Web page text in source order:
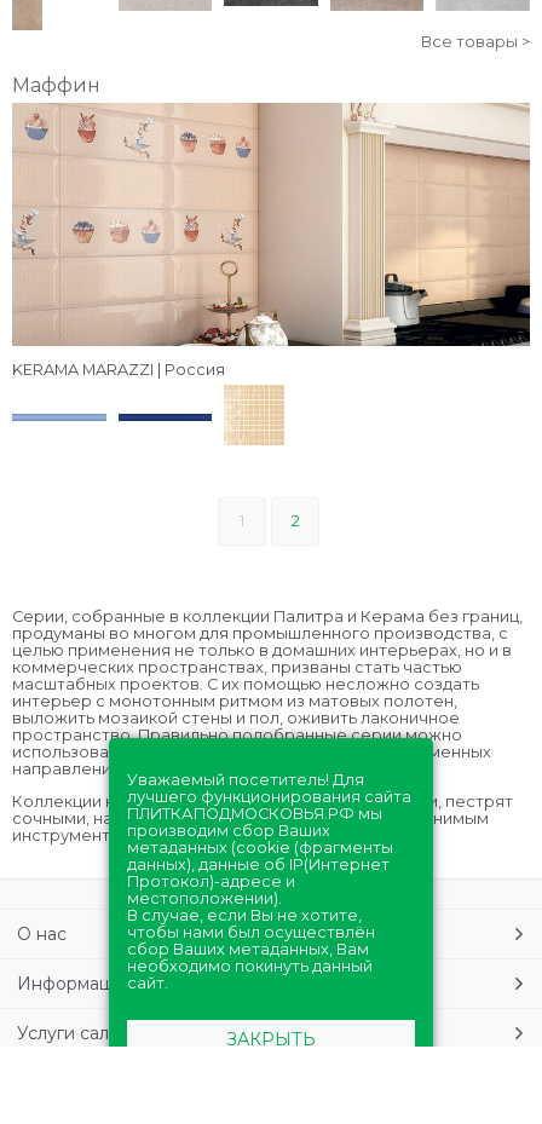
Все товары >
Маффин
KERAMA MARAZZI | Россия
1 2
Серии, собранные в коллекции Палитра и Керама без границ,
продуманы во многом для промышленного производства, с
целью применения не только в домашних интерьерах, но и в
коммерческих пространствах, призваны стать частью
масштабных проектов. С их помощью несложно создать
интерьер с монотонным ритмом из матовых полотен,
выложить мозаикой стены и пол, оживить лаконичное
пространство. Правильно подобранные серии можно
использоваться в минимализме, классике и современных
направлениях.
Коллекции наполнена примечательными декорами, пестрят
сочными, насыщенными красками, являясь незаменимым
инструментом для дизайнеров и архитекторов.
О нас
Информация
Услуги салонов
Уважаемый посетитель! Для
лучшего функционирования сайта
ПЛИТКАПОДМОСКОВЬЯ.РФ мы
производим сбор Ваших
метаданных (cookie (фрагменты
данных), данные об IP(Интернет
Протокол)-адресе и
местоположении).
В случае, если Вы не хотите,
чтобы нами был осуществлён
сбор Ваших метаданных, Вам
необходимо покинуть данный
сайт.
ЗАКРЫТЬ